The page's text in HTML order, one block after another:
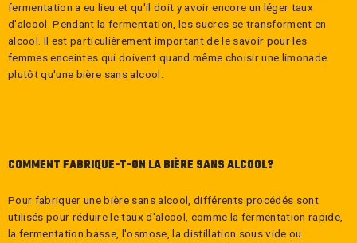
fermentation a eu lieu et qu'il doit y avoir encore un léger taux
d'alcool. Pendant la fermentation, les sucres se transforment en
alcool. Il est particulièrement important de le savoir pour les
femmes enceintes qui doivent quand même choisir une limonade
plutôt qu'une bière sans alcool.
COMMENT FABRIQUE-T-ON LA BIÈRE SANS ALCOOL?
Pour fabriquer une bière sans alcool, différents procédés sont
utilisés pour réduire le taux d'alcool, comme la fermentation rapide,
la fermentation basse, l'osmose, la distillation sous vide ou